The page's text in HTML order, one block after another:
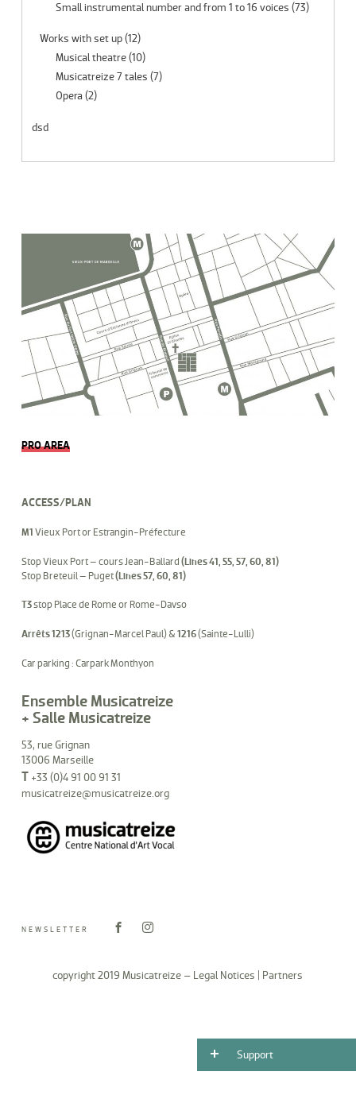
Support
Small instrumental number and from 1 to 16 voices (73)
Works with set up(12)
Musical theatre(10)
Musicatreize 7 tales (7)
Opera (2)
dsd
PRO AREA
ACCESS/PLAN
M1 Vieux Port or Estrangin-Préfecture
Stop Vieux Port – cours Jean-Ballard (Lines 41, 55, 57, 60, 81)
Stop Breteuil – Puget(Lines 57, 60, 81)
T3stop Place de Rome or Rome-Davso
Arrêts 1213(Grignan-Marcel Paul) & 1216(Sainte-Lulli)
Car parking : Carpark Monthyon
Ensemble Musicatreize
+ Salle Musicatreize
53, rue Grignan
13006 Marseille
T+33 (0)4 91 00 91 31
musicatreize@musicatreize.org
NEWSLETTER
copyright 2019 Musicatreize – Legal Notices Partners